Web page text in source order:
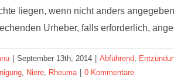
liegen, wenn nicht anders
Urheber, falls erforderlich,
September 13th, 2014 Abführend,
, Niere, Rheuma 0 Kommentare